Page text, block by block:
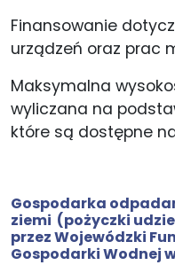
Finansowanie
urządzeń oraz prac
Maksymalna
wyliczana na
które są dostępne
Gospodarka​
ziemi (pożyczki
przez Wojewódzki
Gospodarki Wodnej